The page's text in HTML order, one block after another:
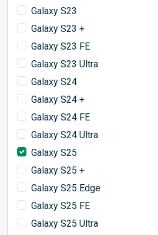
Galaxy S23
Galaxy S23 +
Galaxy S23 FE
Galaxy S23 Ultra
Galaxy S24
Galaxy S24 +
Galaxy S24 FE
Galaxy S24 Ultra
Galaxy S25
Galaxy S25 +
Galaxy S25 Edge
Galaxy S25 FE
Galaxy S25 Ultra